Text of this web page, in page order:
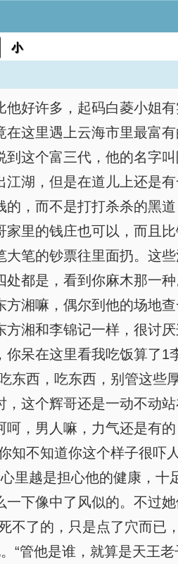
小
好许多，起码白菱小姐
这里遇上云海市里最富
这个富三代，他的名字
湖，但是在道儿上还是
，而不是打打杀杀的黑
里的钱庄也可以，而且
笔的钞票往里面扔。这
都是，看到你麻木那一
湘嘛，偶尔到他的场地
湘和李锦记一样，很讨
呆在这里看我吃饭算了1
东西，吃东西，别管这些
这个辉哥还是一动不动
，男人嘛，力气还是有
不知道你这个样子很吓
里越是担心他的健康，十
下像中了风似的。不过
了的，只是点了穴而已
“管他是谁，就算是天王